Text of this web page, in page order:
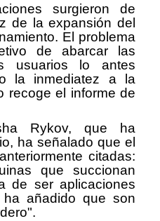
surgieron de
de la expansión del
El problema
de abarcar las
usuarios lo antes
la inmediatez a la
recoge el informe de
Rykov, que ha
ha señalado que el
citadas:
que succionan
de ser aplicaciones
añadido que son